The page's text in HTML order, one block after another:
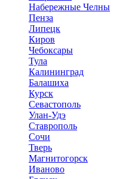
Набережные Челны
Пенза
Липецк
Киров
Чебоксары
Тула
Калининград
Балашиха
Курск
Севастополь
Улан-Удэ
Ставрополь
Сочи
Тверь
Магнитогорск
Иваново